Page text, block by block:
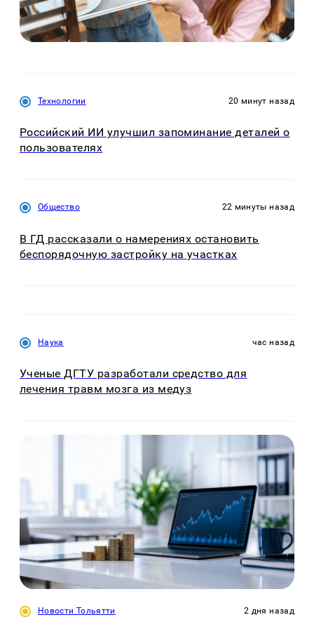
Технологии 20 минут назад
Российский ИИ улучшил запоминание деталей о
пользователях
Общество 22 минуты назад
В ГД рассказали о намерениях остановить
беспорядочную застройку на участках
Наука час назад
Ученые ДГТУ разработали средство для
лечения травм мозга из медуз
Новости Тольятти 2 дня назад